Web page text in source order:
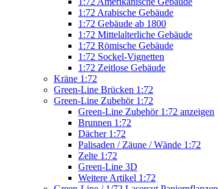
1:72 Arabische Gebäude
1:72 Gebäude ab 1800
1:72 Mittelalterliche Gebäude
1:72 Römische Gebäude
1:72 Sockel-Vignetten
1:72 Zeitlose Gebäude
Kräne 1:72
Green-Line Brücken 1:72
Green-Line Zubehör 1:72
Green-Line Zubehör 1:72 anzeigen
Brunnen 1:72
Dächer 1:72
Palisaden / Zäune / Wände 1:72
Zelte 1:72
Green-Line 3D
Weitere Artikel 1:72